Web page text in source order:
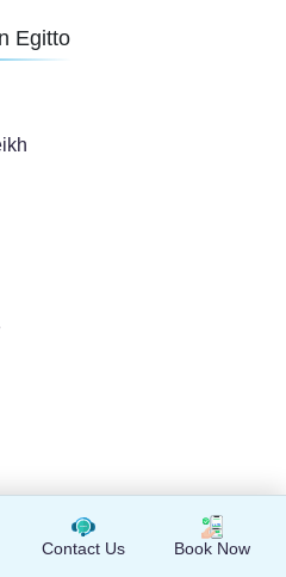
Contact Us Book Now
Egitto